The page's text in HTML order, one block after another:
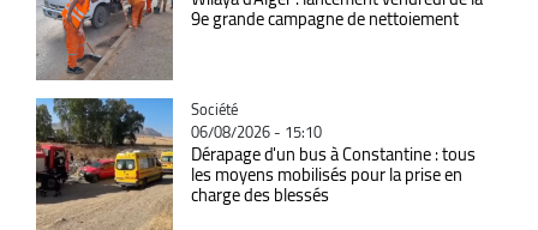
9e grande campagne de nettoiement
Catégorie
Société
06/08/2026 - 15:10
Dérapage d'un bus à Constantine : tous
les moyens mobilisés pour la prise en
charge des blessés